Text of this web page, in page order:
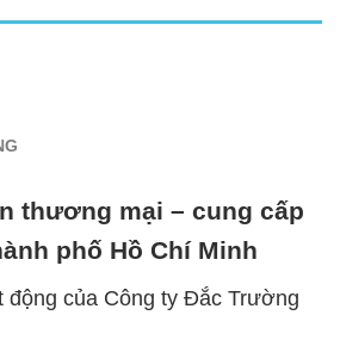
thương mại – cung cấp
phố Hồ Chí Minh
động của Công ty Đắc Trường